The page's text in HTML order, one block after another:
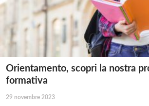
Orientamento, scopri la nostra
formativa
29 novembre 2023